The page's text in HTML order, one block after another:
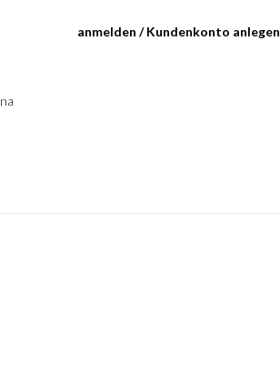
anmelden / Kundenkonto anlegen